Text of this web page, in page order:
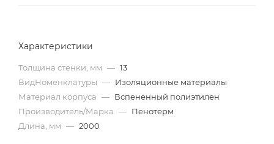
Характеристики
Толщина стенки, мм — 13
ВидНоменклатуры — Изоляционные материалы
Материал корпуса — Вспененный полиэтилен
Производитель/Марка — Пенотерм
Длина, мм — 2000